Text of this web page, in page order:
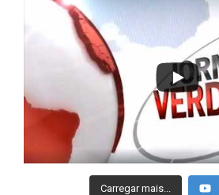
Carregar mais...